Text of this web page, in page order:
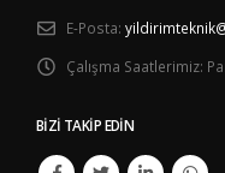
E-Posta:
Çalışma Saatlerimiz:
BIZI TAKIP EDIN